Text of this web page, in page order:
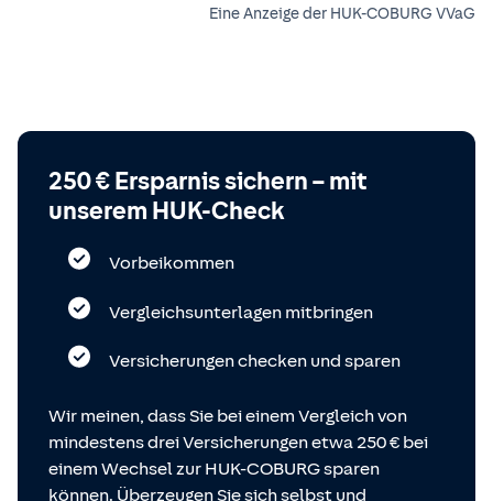
Eine Anzeige der HUK-COBURG VVaG
250 € Ersparnis sichern – mit
unserem HUK-Check
Vorbeikommen
Vergleichsunterlagen mitbringen
Versicherungen checken und sparen
Wir meinen, dass Sie bei einem Vergleich von
mindestens drei Versicherungen etwa 250 € bei
einem Wechsel zur HUK-COBURG sparen
können. Überzeugen Sie sich selbst und